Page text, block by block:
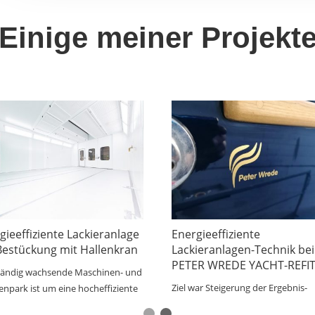
Einige meiner
Technik bei
WREDE YACHT-REFITS
Steigerung der Ergebnis-
Outdoor-Lackieranlage für
große Sonderfahrzeuge
Großraumanlage zur
inklusive Überdachung (Maße 17,0